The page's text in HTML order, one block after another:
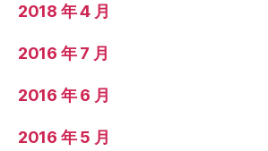
2018 年 4 月
2016 年 7 月
2016 年 6 月
2016 年 5 月